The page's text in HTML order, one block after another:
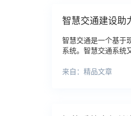
智慧交通建设助
智慧交通是一个基于
系统。智慧交通系统
辆、道路和使用者之
来自：精品文章